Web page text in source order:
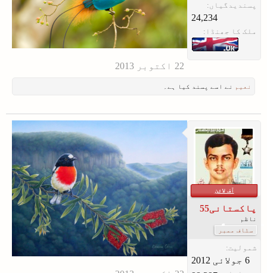
پسندیدگیاں:
24,234
ملک کا جھنڈا:
نعیم نے اسے پسند کیا ہے۔
آف لائن
پاکستانی55
ناظم
سٹاف ممبر
شمولیت: